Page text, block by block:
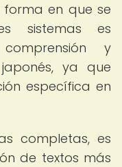
en que se
sistemas es
y
ya que
específica en
completas, es
de textos más